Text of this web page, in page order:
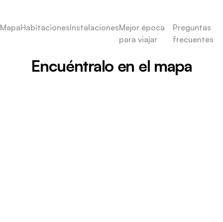
MapaHabitacionesInstalacionesMejor época
para viajar
Preguntas
frecuentes
Encuéntralo en el mapa